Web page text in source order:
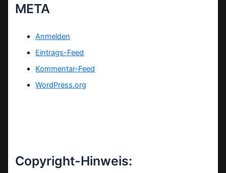
META
Anmelden
Eintrags-Feed
Kommentar-Feed
WordPress.org
Copyright-Hinweis: